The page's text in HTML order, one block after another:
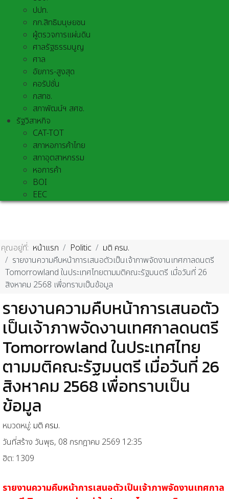
ปปท.
กก.สิทธิมนุษยชน
ผู้ตรวจการแผ่นดิน
ศาลรัฐธรรมนูญ
ศาล
อัยการ-สูงสุด
คอรัปชั่น
กสทช.
สภาพัฒน์ฯ สศช.
รัฐวิสาหกิจ
CAT-TOT
สภาหอการค้าไทย
สภาอุตสาหกรรม
หอการค้า
BOI
EEC
คุณอยู่ที่: หน้าแรก Politic
มติ ครม.
รายงานความคืบหน้าการเสนอตัวเป็นเจ้าภาพจัดงานเทศกาลดนตรี
Tomorrowland ในประเทศไทยตามมติคณะรัฐมนตรี เมื่อวันที่ 26
สิงหาคม 2568 เพื่อทราบเป็นข้อมูล
รายงานความคืบหน้าการเสนอตัว
เป็นเจ้าภาพจัดงานเทศกาลดนตรี
Tomorrowland ในประเทศไทย
ตามมติคณะรัฐมนตรี เมื่อวันที่ 26
สิงหาคม 2568 เพื่อทราบเป็น
ข้อมูล
หมวดหมู่: มติ ครม.
วันที่สร้าง วันพุธ, 08 กรกฎาคม 2569 12:35
ฮิต: 1309
รายงานความคืบหน้าการเสนอตัวเป็นเจ้าภาพจัดงานเทศกาล